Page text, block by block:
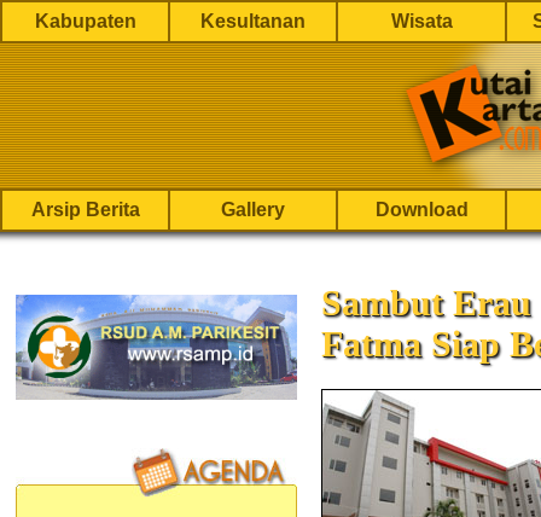
Kabupaten Kesultanan Wisata
Arsip Berita Gallery Download
Sambut
Fatma Siap